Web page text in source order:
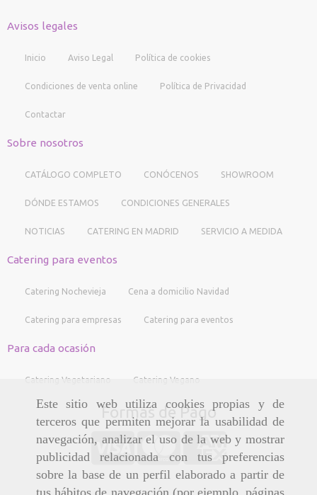
Este sitio web utiliza cookies propias y de
terceros que permiten mejorar la usabilidad de
navegación, analizar el uso de la web y mostrar
publicidad relacionada con tus preferencias
sobre la base de un perfil elaborado a partir de
Avisos legales
Inicio Aviso Legal Política de cookies
Condiciones de venta online Política de Privacidad
Contactar
Sobre nosotros
CATÁLOGO COMPLETO CONÓCENOS SHOWROOM
DÓNDE ESTAMOS CONDICIONES GENERALES
NOTICIAS CATERING EN MADRID SERVICIO A MEDIDA
Catering para eventos
Catering Nochevieja Cena a domicilio Navidad
Catering para empresas Catering para eventos
Para cada ocasión
Catering Vegetariano Catering Vegano
Formas de Pago